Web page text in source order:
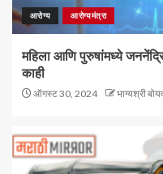
आरोग्य आरोग्यमंत्रा
महिला आणि पुरुषांमध्ये
काही
ऑगस्ट 30, 2024 भाग्यश्री